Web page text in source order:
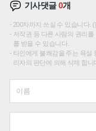
기사댓글0개
200자까지 쓰실 수 있습니다.
저작권 등 다른 사람의 권리
를 받을 수 있습니다.
타인에게 불쾌감을 주는 욕설
리자의 판단에 의해 삭제 합니